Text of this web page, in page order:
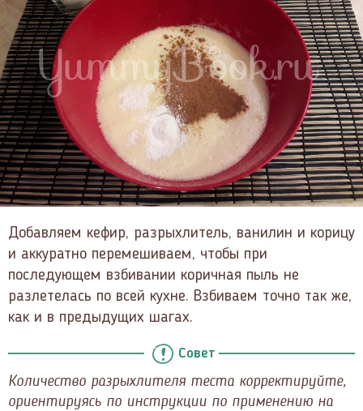
Добавляем кефир, разрыхлитель, ванилин и корицу
и аккуратно перемешиваем, чтобы при
последующем взбивании коричная пыль не
разлетелась по всей кухне. Взбиваем точно так же,
как и в предыдущих шагах.
Совет
Количество разрыхлителя теста корректируйте,
ориентируясь по инструкции по применению на